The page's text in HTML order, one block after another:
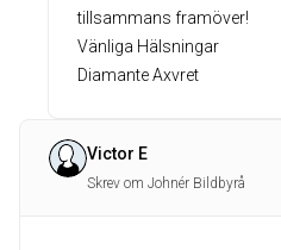
tillsammans framöver!
Vänliga Hälsningar
Diamante Axvret
Victor E
Skrev om Johnér Bildbyrå